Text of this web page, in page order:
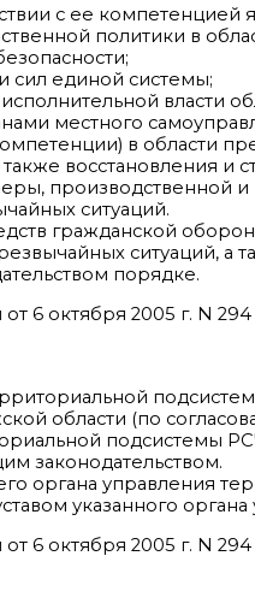
с ее компетенцией
политики в
сил единой системы;
власти
местного
в области
восстановления и
производственной
ситуаций.
гражданской
ситуаций, а
порядке.
6 октября 2005 г. N
области (по
подсистемы
законодательством.
органа управления
указанного органа
6 октября 2005 г. N